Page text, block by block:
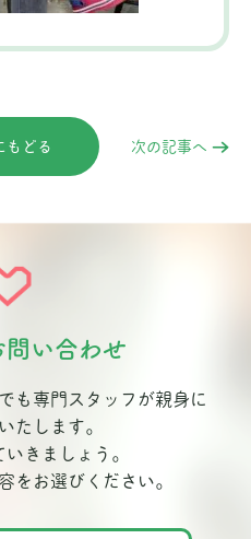
もどる 次の記事へ
問い合わせ
も専門スタッフが親身に
たします。
きましょう。
をお選びください。